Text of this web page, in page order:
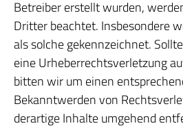
Betreiber erstellt wurden,
Dritter beachtet. Insbesondere
als solche gekennzeichnet.
eine Urheberrechtsverletzung
bitten wir um einen
Bekanntwerden von
derartige Inhalte umgehend